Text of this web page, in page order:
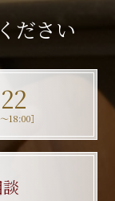
ださい
18:00］